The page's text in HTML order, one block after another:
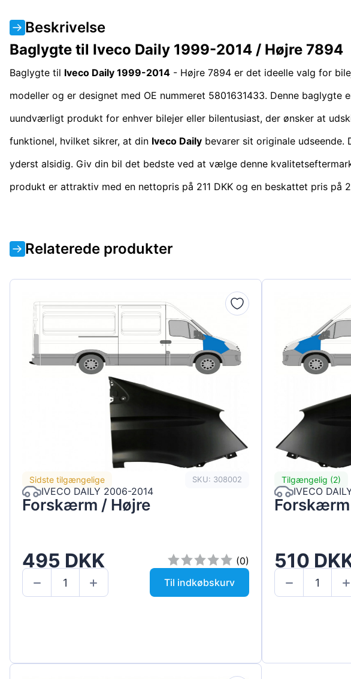
Beskrivelse
Baglygte til Iveco Daily 1999-2014 / Højre 7894
Baglygte til Iveco Daily 1999-2014 - Højre 7894 er det ideelle valg for
modeller og er designet med OE nummeret 5801631433. Denne
uundværligt produkt for enhver bilejer eller bilentusiast, der ønsker at
funktionel, hvilket sikrer, at din Iveco Daily bevarer sit originale udseende.
yderst alsidig. Giv din bil det bedste ved at vælge denne
produkt er attraktiv med en nettopris på 211 DKK og en beskattet pris på
Relaterede produkter
Sidste tilgængelige SKU: 308002
IVECO DAILY 2006-2014
Forskærm / Højre
495 DKK
(0)
Til indkøbskurv
Tilgængelig (2)
IVECO
510